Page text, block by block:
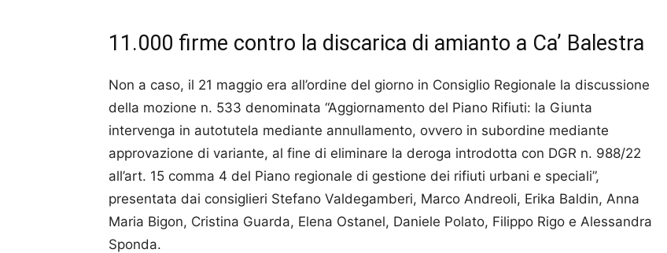
11.000 firme contro la discarica di amianto a Ca’ Balestra
Non a caso, il 21 maggio era all’ordine del giorno in Consiglio Regionale la discussione
della mozione n. 533 denominata “Aggiornamento del Piano Rifiuti: la Giunta
intervenga in autotutela mediante annullamento, ovvero in subordine mediante
approvazione di variante, al fine di eliminare la deroga introdotta con DGR n. 988/22
all’art. 15 comma 4 del Piano regionale di gestione dei rifiuti urbani e speciali”,
presentata dai consiglieri Stefano Valdegamberi, Marco Andreoli, Erika Baldin, Anna
Maria Bigon, Cristina Guarda, Elena Ostanel, Daniele Polato, Filippo Rigo e Alessandra
Sponda.